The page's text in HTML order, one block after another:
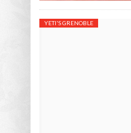
YETI'S GRENOBLE